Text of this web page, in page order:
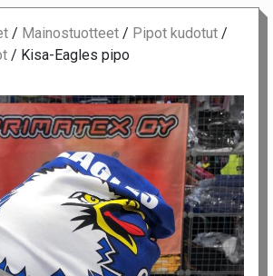
/ Mainostuotteet / Pipot kudotut /
/ Kisa-Eagles pipo